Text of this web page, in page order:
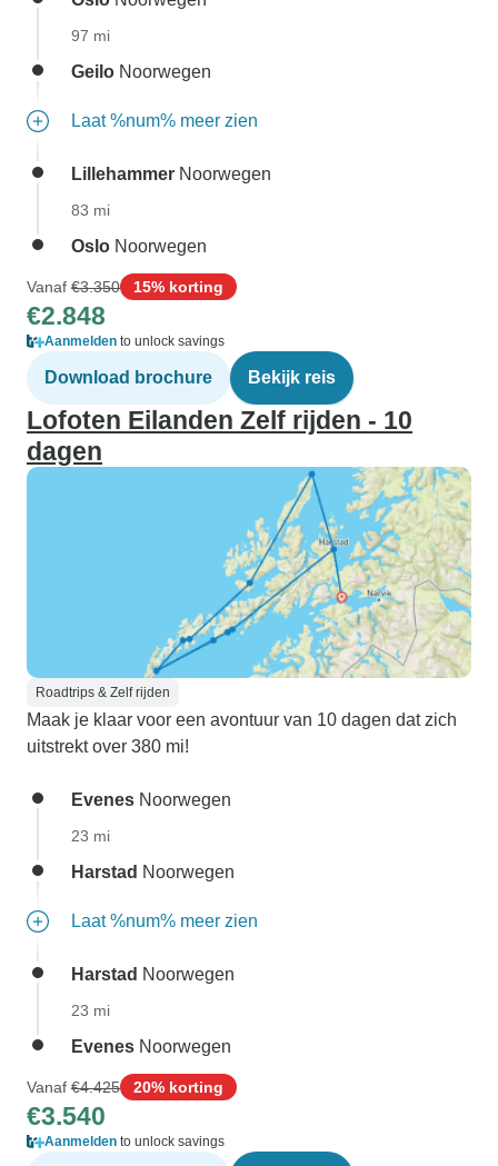
97 mi
Geilo Noorwegen
Laat %num% meer zien
Lillehammer Noorwegen
83 mi
Oslo Noorwegen
Vanaf €3.350 15% korting
€2.848
Aanmelden to unlock savings
Download brochure Bekijk reis
Lofoten Eilanden Zelf rijden - 10
dagen
Roadtrips & Zelf rijden
Maak je klaar voor een avontuur van 10 dagen dat zich
uitstrekt over 380 mi!
Evenes Noorwegen
23 mi
Harstad Noorwegen
Laat %num% meer zien
Harstad Noorwegen
23 mi
Evenes Noorwegen
Vanaf €4.425 20% korting
€3.540
Aanmelden to unlock savings